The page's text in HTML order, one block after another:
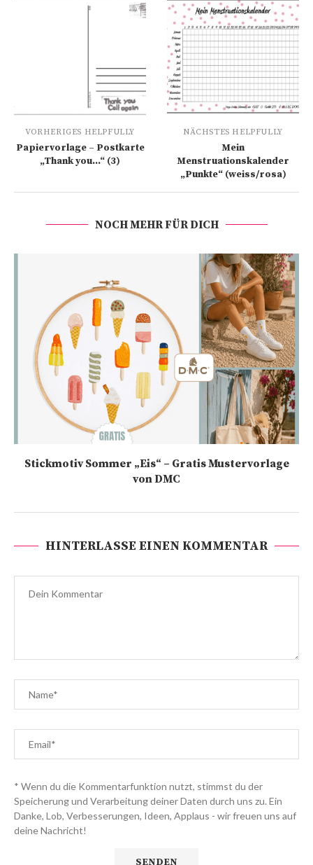
VORHERIGES HELPFULLY
Papiervorlage – Postkarte
„Thank you…“ (3)
NÄCHSTES HELPFULLY
Mein
Menstruationskalender
„Punkte“ (weiss/rosa)
NOCH MEHR FÜR DICH
Stickmotiv Sommer „Eis“ – Gratis Mustervorlage
von DMC
HINTERLASSE EINEN KOMMENTAR
* Wenn du die Kommentarfunktion nutzt, stimmst du der
Speicherung und Verarbeitung deiner Daten durch uns zu. Ein
Danke, Lob, Verbesserungen, Ideen, Applaus - wir freuen uns auf
deine Nachricht!